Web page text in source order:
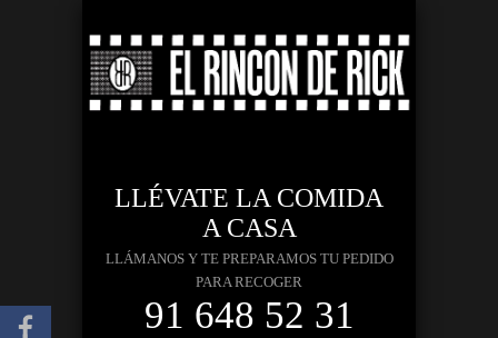
LLÉVATE LA COMIDA
A CASA
LLÁMANOS Y TE PREPARAMOS TU PEDIDO
PARA RECOGER
91 648 52 31